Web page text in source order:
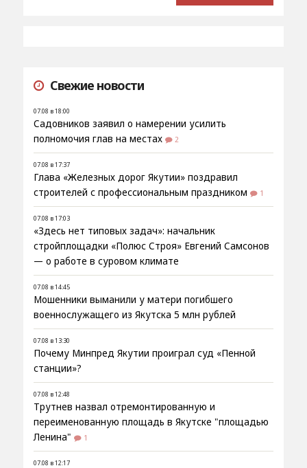
Свежие новости
07.08 в 18:00
Садовников заявил о намерении усилить
полномочия глав на местах
2
07.08 в 17:37
Глава «Железных дорог Якутии» поздравил
строителей с профессиональным праздником
1
07.08 в 17:03
«Здесь нет типовых задач»: начальник
стройплощадки «Полюс Строя» Евгений Самсонов
— о работе в суровом климате
07.08 в 14:45
Мошенники выманили у матери погибшего
военнослужащего из Якутска 5 млн рублей
07.08 в 13:30
Почему Минпред Якутии проиграл суд «Пенной
станции»?
07.08 в 12:48
Трутнев назвал отремонтированную и
переименованную площадь в Якутске "площадью
Ленина"
1
07.08 в 12:17